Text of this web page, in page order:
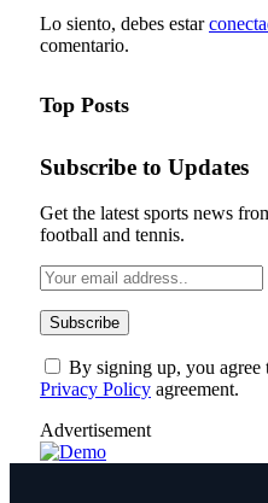
Lo siento, debes estar
comentario.
Top Posts
Subscribe to Updates
Get the latest sports news
football and tennis.
By signing up, you agree
Privacy Policy agreement.
Advertisement